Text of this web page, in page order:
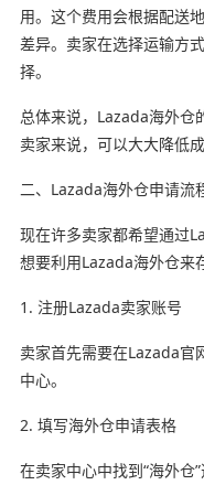
用。这个费用会根据配送
差异。卖家在选择运输方
择。
总体来说，Lazada海外仓
卖家来说，可以大大降低
二、Lazada海外仓申请流
现在许多卖家都希望通过
想要利用Lazada海外仓来
1. 注册Lazada卖家账号
卖家首先需要在Lazada官
中心。
2. 填写海外仓申请表格
在卖家中心中找到“海外仓